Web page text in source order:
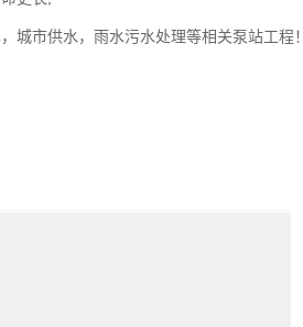
城市供水，雨水污水处理等相关泵站工程！